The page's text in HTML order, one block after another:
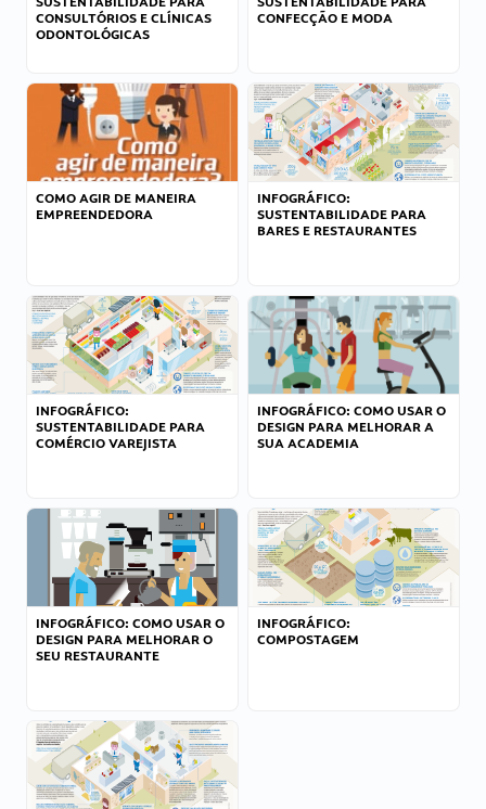
CONSULTÓRIOS E CLÍNICAS
ODONTOLÓGICAS
CONFECÇÃO E MODA
COMO AGIR DE MANEIRA
EMPREENDEDORA
INFOGRÁFICO:
SUSTENTABILIDADE PARA
BARES E RESTAURANTES
INFOGRÁFICO:
SUSTENTABILIDADE PARA
COMÉRCIO VAREJISTA
INFOGRÁFICO: COMO USAR O
DESIGN PARA MELHORAR A
SUA ACADEMIA
INFOGRÁFICO: COMO USAR O
DESIGN PARA MELHORAR O
SEU RESTAURANTE
INFOGRÁFICO:
COMPOSTAGEM